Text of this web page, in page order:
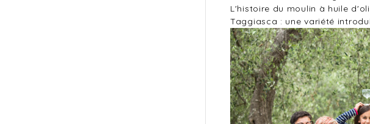
L'histoire du moulin à huile
Taggiasca : une variété